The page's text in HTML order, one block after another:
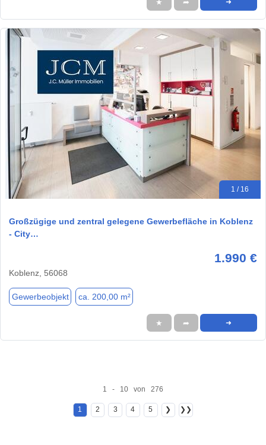
★ ➦ ➜
1 / 16
Großzügige und zentral gelegene Gewerbefläche in Koblenz
- City…
1.990 €
Koblenz, 56068
Gewerbeobjekt ca. 200,00 m²
★ ➦ ➜
1 - 10 von 276
1 2 3 4 5 ❯ ❯❯